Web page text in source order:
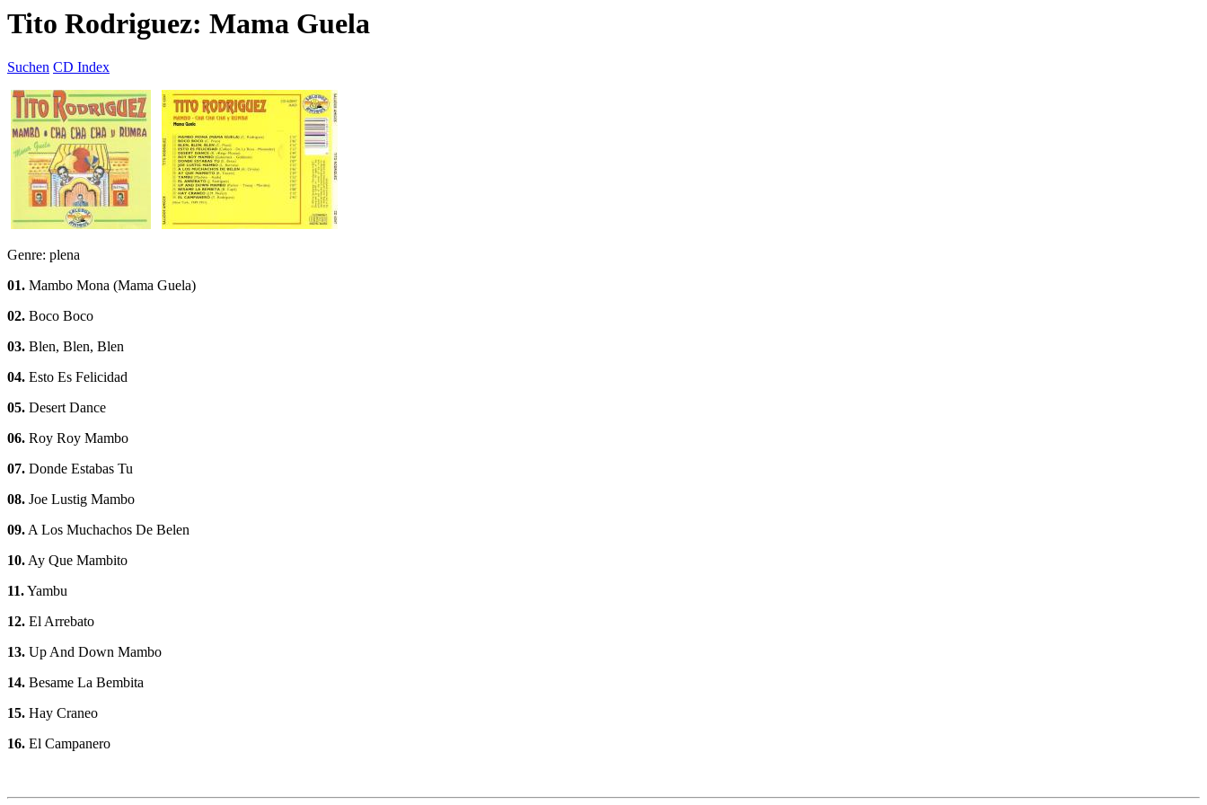
Tito Rodriguez: Mama Guela
Suchen CD Index
Genre: plena
01. Mambo Mona (Mama Guela)
02. Boco Boco
03. Blen, Blen, Blen
04. Esto Es Felicidad
05. Desert Dance
06. Roy Roy Mambo
07. Donde Estabas Tu
08. Joe Lustig Mambo
09.A Los Muchachos De Belen
10.Ay Que Mambito
11.Yambu
12. El Arrebato
13. Up And Down Mambo
14. Besame La Bembita
15. Hay Craneo
16. El Campanero